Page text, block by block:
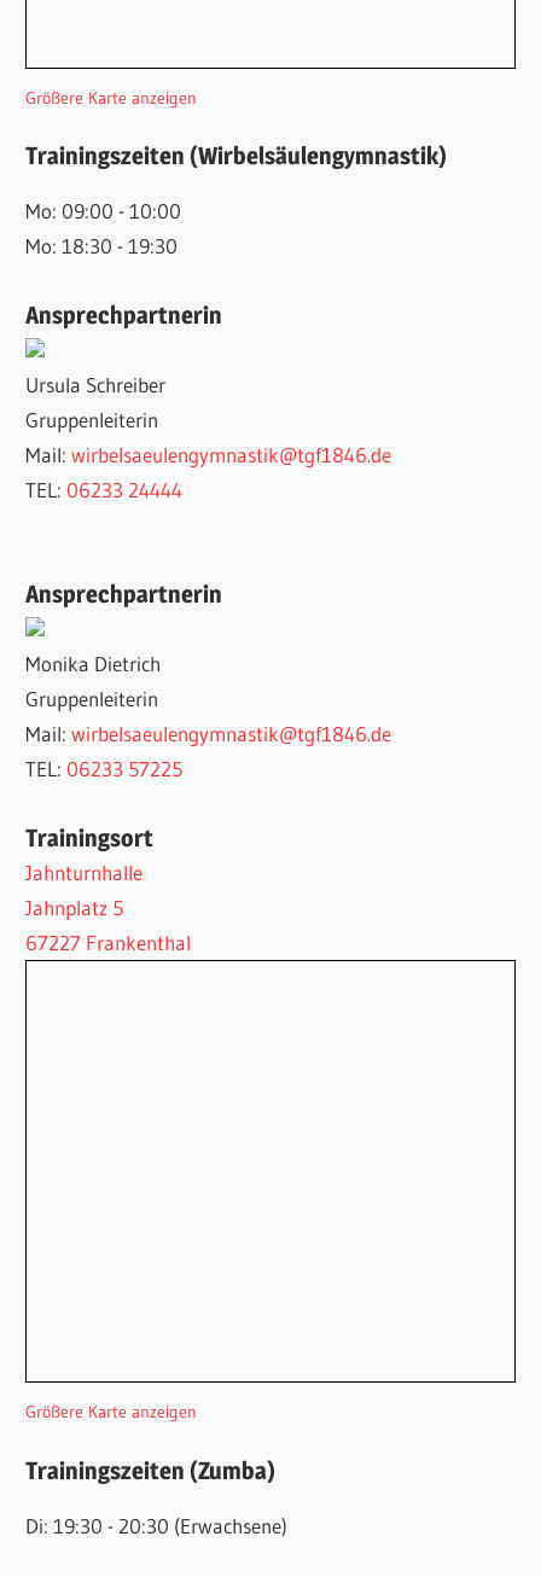
Größere Karte anzeigen
Trainingszeiten (Wirbelsäulengymnastik)
Mo: 09:00 - 10:00
Mo: 18:30 - 19:30
Ansprechpartnerin
Ursula Schreiber
Gruppenleiterin
Mail:wirbelsaeulengymnastik@tgf1846.de
TEL: 06233 24444
Ansprechpartnerin
Monika Dietrich
Gruppenleiterin
Mail:wirbelsaeulengymnastik@tgf1846.de
TEL: 06233 57225
Trainingsort
Jahnturnhalle
Jahnplatz 5
67227 Frankenthal
Größere Karte anzeigen
Trainingszeiten (Zumba)
Di: 19:30 - 20:30 (Erwachsene)